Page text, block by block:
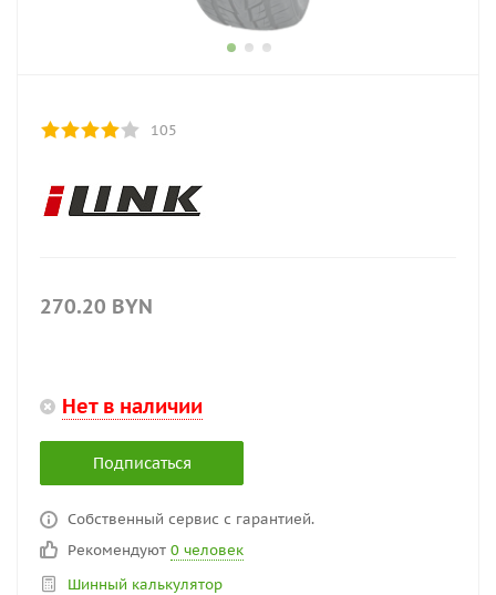
105
270.20 BYN
Нет в наличии
Подписаться
Собственный сервис с гарантией.
Рекомендуют 0 человек
Шинный калькулятор